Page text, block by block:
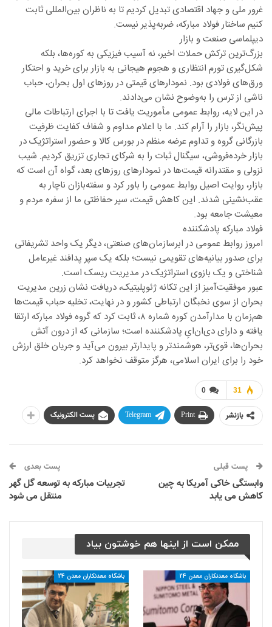
غرور ملی و جهاد اقتصادی تبدیل کردیم تا به ناظران بین‌المللی ثابت
کنیم ساختار فولاد مبارکه، ضربه‌پذیر نیست.
دیپلماسی صنعت و بازار
بزرگ‌ترین ترکش حملات اخیر، نه آسیب فیزیکی به کوره‌ها، بلکه
شکل‌گیری تورم انتظاری و هجوم هیجانی به بازار برای خرید و احتکار
ورق‌های فولادی بود. نمودارهای قیمتی در روزهای اول بحران، حباب
ناشی از ترس را به‌وضوح نشان می‌دادند.
در این لایه، روابط عمومی مأموریت یافت تا با اجرای ارتباطات مالی
پیش‌نگر، بازار را آرام کند. ما با اعلام مداوم و شفاف کفایت ظرفیت
بازرگانی گروه و تداوم عرضه منظم در بورس کالا و حضور استراتژیک در
بازار خرده‌فروشی، سیگنال ثبات را به شرکای تجاری تزریق کردیم. شیب
نزولی و مقتدرانه قیمت‌ها در نمودارهای روزهای بعد، گواه آن است که
بازار، روایت اصیل روابط عمومی را باور کرد و سفته‌بازان ناچار به
عقب‌نشینی شدند. این کاهش قیمت، سپر حفاظتی ما از سفره مردم و
معیشت جامعه بود.
فولاد مبارکه پادشکننده
امروز روابط عمومی در ابرسازمان‌های صنعتی، دیگر یک واحد تشریفاتی
برای صدور بیانیه‌های تقویمی نیست؛ بلکه یک سپر پدافند غیرعامل
شناختی و یک بازوی استراتژیک در مدیریت ریسک است.
عبور موفقیت‌آمیز از این تکانه ژئوپلیتیک، دریافت نشان زرین مدیریت
بحران از سوی نخبگان ارتباطی کشور و در نهایت، تخلیه حباب قیمت‌ها
هم‌زمان با مدارآمدن کوره شماره ۸، ثابت کرد که گروه فولاد مبارکه ارتقا
یافته و دارای دی‌ان‌ایِ پادشکننده است؛ سازمانی که از درون آتش
بحران‌ها، قوی‌تر، هوشمندتر و پایدارتر بیرون می‌آید و جریان خلق ارزش
خود را برای ایران اسلامی، هرگز متوقف نخواهد کرد.
0 31
بازنشر Print
Telegram پست الکترونیک
پست قبلی
وابستگی خاکی آمریکا به چین
کاهش می یابد
پست بعدی
تجربیات مبارکه به توسعه گل گهر
منتقل می شود
ممکن است از اینها هم خوشتون بیاد
باشگاه معدنکاران معدن 24 باشگاه معدنکاران معدن 24